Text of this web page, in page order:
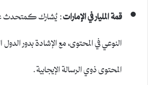
قمة المليار في الإمارات: يُشارك كمتحدث
النوعي في المحتوى، مع الإشادة بدور
المحتوى ذوي الرسالة الإيجابية.